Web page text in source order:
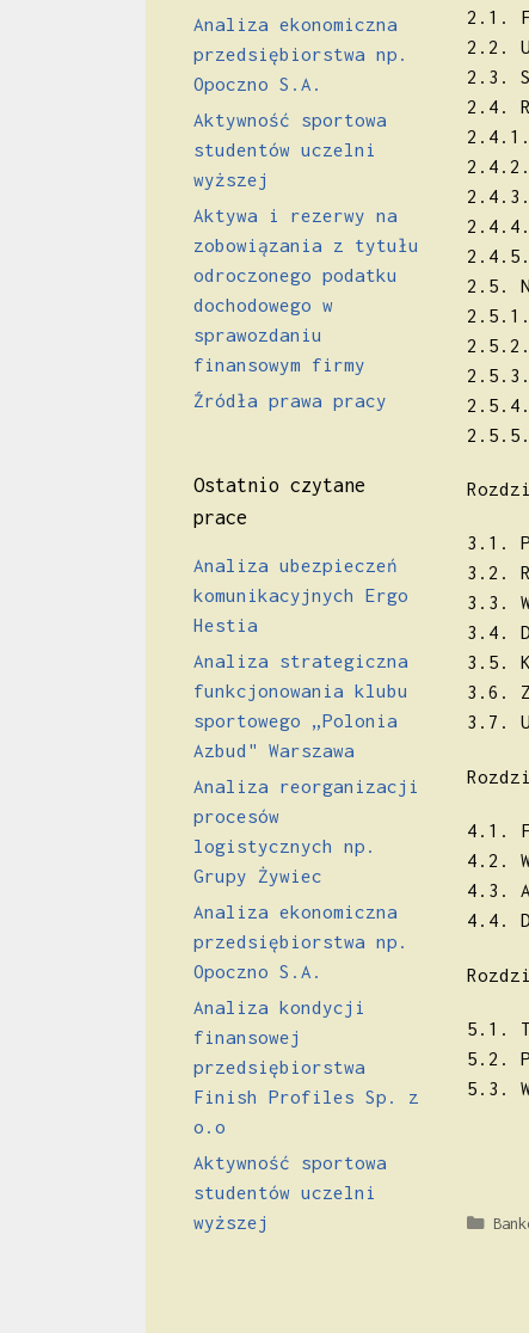
2.1.
2.2.
2.3.
2.4.
2.4.3.
2.5.
2.5.3.
2.5.4.
3.1.
3.2.
3.3.
3.4.
3.5.
3.6.
3.7.
4.1.
4.2.
4.3.
4.4.
5.1.
5.2.
5.3.
Analiza ekonomiczna
przedsiębiorstwa np.
Opoczno S.A.
Aktywność sportowa
studentów uczelni
wyższej
Aktywa i rezerwy na
zobowiązania z tytułu
odroczonego podatku
dochodowego w
sprawozdaniu
finansowym firmy
Źródła prawa pracy
Ostatnio czytane
prace
Analiza ubezpieczeń
komunikacyjnych Ergo
Hestia
Analiza strategiczna
funkcjonowania klubu
sportowego „Polonia
Azbud" Warszawa
Analiza reorganizacji
procesów
logistycznych np.
Grupy Żywiec
Analiza ekonomiczna
przedsiębiorstwa np.
Opoczno S.A.
Analiza kondycji
finansowej
przedsiębiorstwa
Finish Profiles Sp. z
o.o
Aktywność sportowa
studentów uczelni
wyższej